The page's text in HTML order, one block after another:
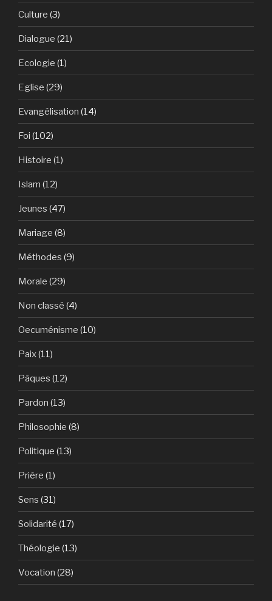
Culture (3)
Dialogue (21)
Ecologie (1)
Eglise (29)
Evangélisation (14)
Foi (102)
Histoire (1)
Islam (12)
Jeunes (47)
Mariage (8)
Méthodes (9)
Morale (29)
Non classé (4)
Oecuménisme (10)
Paix(11)
Pâques (12)
Pardon (13)
Philosophie (8)
Politique (13)
Prière (1)
Sens (31)
Solidarité (17)
Théologie (13)
Vocation (28)